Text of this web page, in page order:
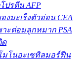
ปรตีน AFP
มะเร็งตัวอ่อน CEA
ะต่อมลูกหมาก PSA
ด
มโนอะเซทิลมอร์ฟีน